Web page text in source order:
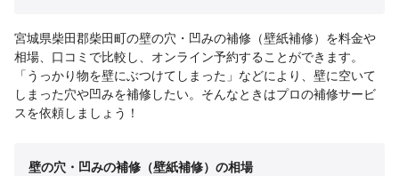
宮城県柴田郡柴田町の壁の穴・凹みの補修（壁紙補修）を料金や
相場、口コミで比較し、オンライン予約することができます。
「うっかり物を壁にぶつけてしまった」などにより、壁に空いて
しまった穴や凹みを補修したい。そんなときはプロの補修サービ
スを依頼しましょう！
壁の穴・凹みの補修（壁紙補修）の相場